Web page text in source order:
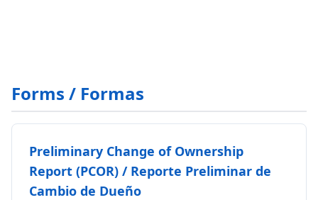
Forms / Formas
Preliminary Change of Ownership
Report (PCOR) / Reporte Preliminar de
Cambio de Dueño